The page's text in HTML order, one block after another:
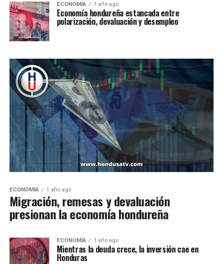
ECONOMÍA 1 año ago
Economía hondureña estancada entre
polarización, devaluación y desempleo
ECONOMÍA 1 año ago
Migración, remesas y devaluación
presionan la economía hondureña
ECONOMÍA 1 año ago
Mientras la deuda crece, la inversión cae en
Honduras